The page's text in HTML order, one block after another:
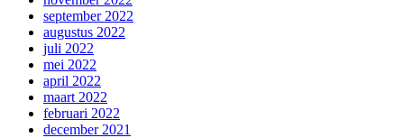
september 2022
augustus 2022
juli 2022
mei 2022
april 2022
maart 2022
februari 2022
december 2021